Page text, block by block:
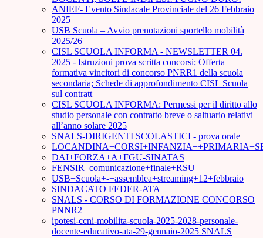
ANIEF- Evento Sindacale Provinciale del 26 Febbraio
2025
USB Scuola – Avvio prenotazioni sportello mobilità
2025/26
CISL SCUOLA INFORMA - NEWSLETTER 04.
2025 - Istruzioni prova scritta concorsi; Offerta
formativa vincitori di concorso PNRR1 della scuola
secondaria; Schede di approfondimento CISL Scuola
sul contratt
CISL SCUOLA INFORMA: Permessi per il diritto allo
studio personale con contratto breve o saltuario relativi
all’anno solare 2025
SNALS-DIRIGENTI SCOLASTICI - prova orale
DAI+FORZA+A+FGU-SINATAS
FENSIR_comunicazione+finale+RSU
USB+Scuola+-+assemblea+streaming+12+febbraio
SINDACATO FEDER-ATA
SNALS - CORSO DI FORMAZIONE CONCORSO
PNNR2
ipotesi-ccni-mobilita-scuola-2025-2028-personale-
docente-educativo-ata-29-gennaio-2025 SNALS